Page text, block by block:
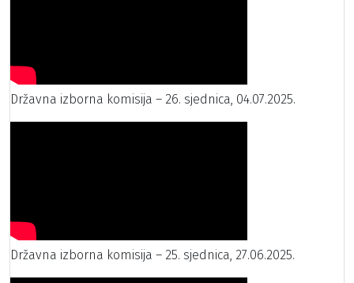
Državna izborna komisija – 26. sjednica, 04.07.2025.
Državna izborna komisija – 25. sjednica, 27.06.2025.